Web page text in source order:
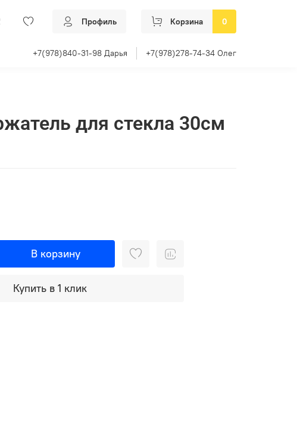
Профиль Корзина 0
+7(978)840-31-98 Дарья +7(978)278-74-34 Олег
для стекла 30см
В корзину
Купить в 1 клик